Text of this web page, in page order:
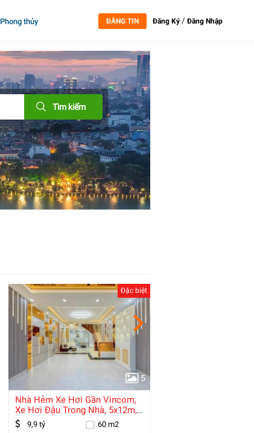
Phong thủy ĐĂNG TIN Đăng Ký /Đăng Nhập
5
Đặc biệt
Nhà Hẻm Xe Hơi Gần Vincom,
Xe Hơi Đậu Trong Nhà, 5x12m,
Hơn 9.5 Tỷ
9,9 tỷ
60 m2